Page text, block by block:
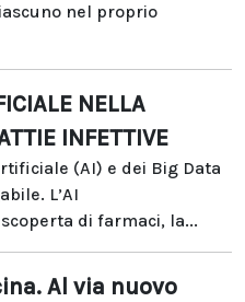
nel proprio
NELLA
INFETTIVE
(AI) e dei Big Data
L’AI
di farmaci, la...
Al via nuovo